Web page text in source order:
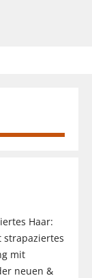
Haar:
strapaziertes
mit
neuen &